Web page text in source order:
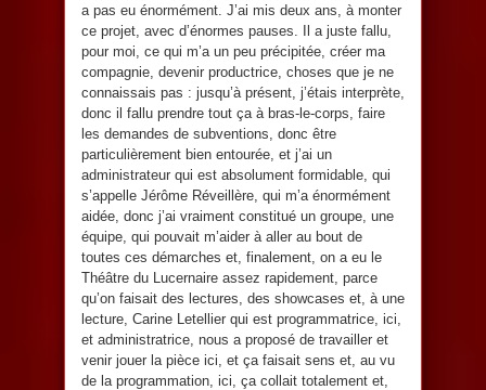
a pas eu énormément. J’ai mis deux ans, à monter
ce projet, avec d’énormes pauses. Il a juste fallu,
pour moi, ce qui m’a un peu précipitée, créer ma
compagnie, devenir productrice, choses que je ne
connaissais pas : jusqu’à présent, j’étais interprète,
donc il fallu prendre tout ça à bras-le-corps, faire
les demandes de subventions, donc être
particulièrement bien entourée, et j’ai un
administrateur qui est absolument formidable, qui
s’appelle Jérôme Réveillère, qui m’a énormément
aidée, donc j’ai vraiment constitué un groupe, une
équipe, qui pouvait m’aider à aller au bout de
toutes ces démarches et, finalement, on a eu le
Théâtre du Lucernaire assez rapidement, parce
qu’on faisait des lectures, des showcases et, à une
lecture, Carine Letellier qui est programmatrice, ici,
et administratrice, nous a proposé de travailler et
venir jouer la pièce ici, et ça faisait sens et, au vu
de la programmation, ici, ça collait totalement et,